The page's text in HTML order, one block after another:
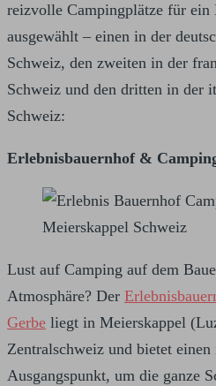
reizvolle Campingplätze für
ausgewählt – einen in der
Schweiz, den zweiten in der
Schweiz und den dritten in der
Schweiz:
Erlebnisbauernhof &
Lust auf Camping auf dem
Atmosphäre? Der
Gerbe liegt in Meierskappel
Zentralschweiz und bietet einen
Ausgangspunkt, um die ganze